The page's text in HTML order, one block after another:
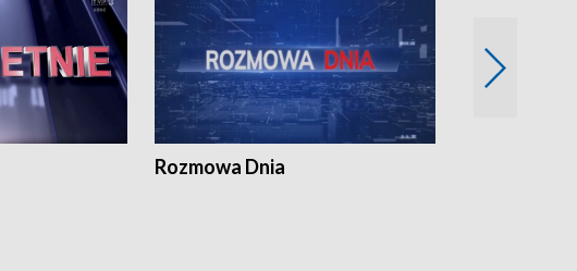
Rozmowa Dnia